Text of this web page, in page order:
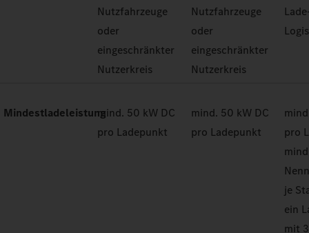
Nutzfahrzeuge
oder
eingeschränkter
Nutzerkreis
Nutzfahrzeuge
oder
eingeschränkter
Nutzerkreis
Mindestladeleistungmind. 50 kW DC
pro Ladepunkt
mind. 50 kW DC
pro Ladepunkt
pro
je
ein
mit